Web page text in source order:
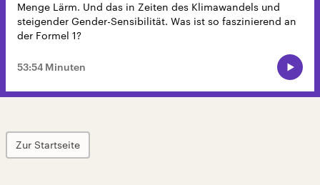
Menge Lärm. Und das in Zeiten des Klimawandels und
steigender Gender-Sensibilität. Was ist so faszinierend an
der Formel 1?
53:54 Minuten
Zur Startseite